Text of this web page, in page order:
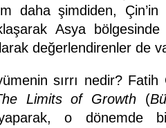
daha şimdiden,
Asya
değerlendirenler de
sırrı nedir?
Limits of Growth (
o dönemde